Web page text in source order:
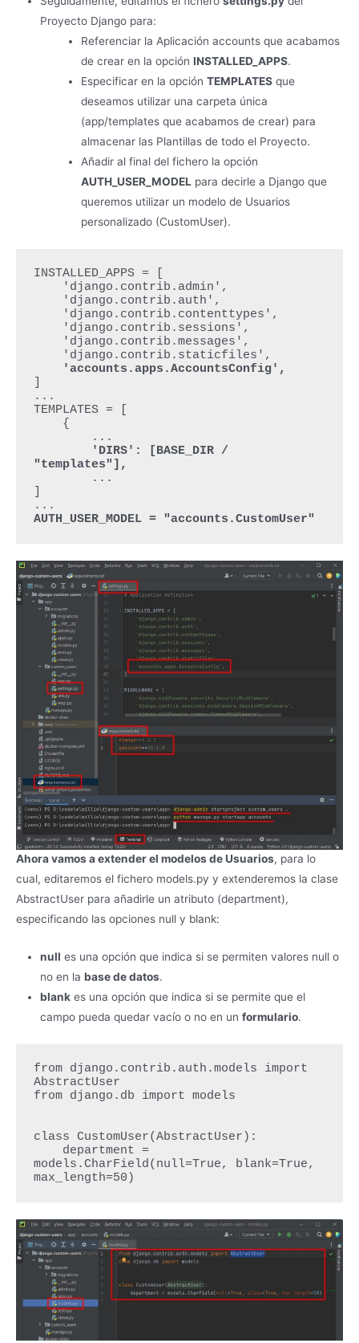
Proyecto Django para:
Referenciar la Aplicación accounts que acabamos
de crear en la opción INSTALLED_APPS.
Especificar en la opción TEMPLATESque
deseamos utilizar una carpeta única
(app/templates que acabamos de crear) para
almacenar las Plantillas de todo el Proyecto.
Añadir al final del fichero la opción
AUTH_USER_MODELpara decirle a Django que
queremos utilizar un modelo de Usuarios
personalizado (CustomUser).
INSTALLED_APPS = [
'accounts.apps.AccountsConfig',
...
TEMPLATES = [
'DIRS': [BASE_DIR /
"templates"],
AUTH_USER_MODEL = "accounts.CustomUser"
Ahora vamos a extender el modelos de Usuarios, para lo
cual, editaremos el fichero models.py y extenderemos la clase
AbstractUser para añadirle un atributo (department),
especificando las opciones null y blank:
null es una opción que indica si se permiten valores null o
no en la base de datos.
blank es una opción que indica si se permite que el
campo pueda quedar vacío o no en un formulario.
from django.contrib.auth.models import
AbstractUser
from django.db import models
class CustomUser(AbstractUser):
models.CharField(null=True, blank=True,
max_length=50)